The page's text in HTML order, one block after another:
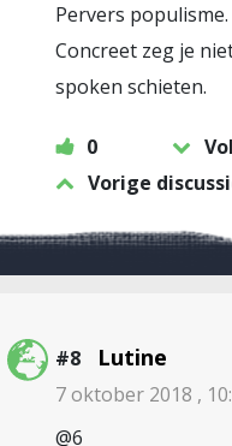
Pervers
Concreet zeg je
spoken schieten.
0
Vorige
#8 Lutine
7 oktober 2018 ,
@6